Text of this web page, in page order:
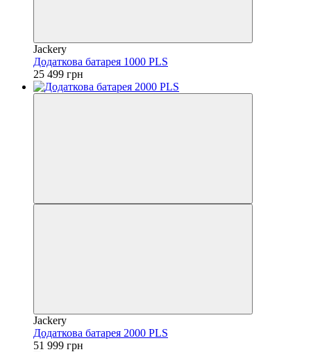
Jackery
Додаткова батарея 1000 PLS
25 499 грн
Jackery
Додаткова батарея 2000 PLS
51 999 грн